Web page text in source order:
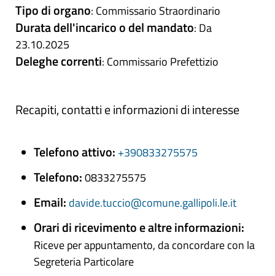
Tipo di organo: Commissario Straordinario
Durata dell'incarico o del mandato: Da
23.10.2025
Deleghe correnti: Commissario Prefettizio
Recapiti, contatti e informazioni di interesse
Telefono attivo: +390833275575
Telefono:0833275575
Email: davide.tuccio@comune.gallipoli.le.it
Orari di ricevimento e altre informazioni:
Riceve per appuntamento, da concordare con la
Segreteria Particolare